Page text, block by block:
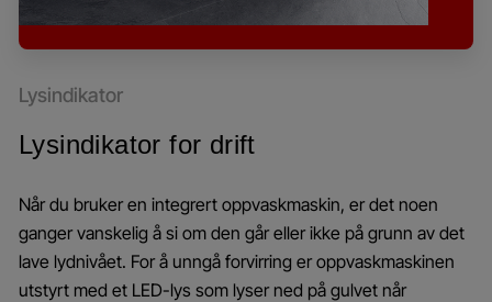
Lysindikator
Lysindikator for drift
Når du bruker en integrert oppvaskmaskin, er det noen
ganger vanskelig å si om den går eller ikke på grunn av det
lave lydnivået. For å unngå forvirring er oppvaskmaskinen
utstyrt med et LED-lys som lyser ned på gulvet når